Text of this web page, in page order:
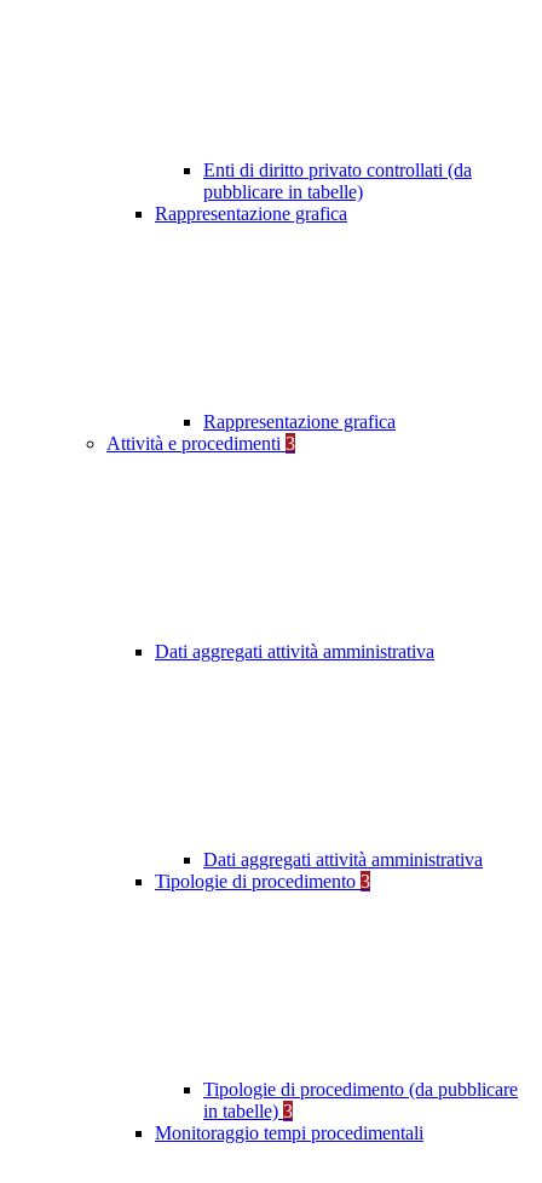
Enti di diritto privato controllati (da
pubblicare in tabelle)
Rappresentazione grafica
Rappresentazione grafica
Attività e procedimenti 3
Dati aggregati attività amministrativa
Dati aggregati attività amministrativa
Tipologie di procedimento 3
Tipologie di procedimento (da pubblicare
in tabelle) 3
Monitoraggio tempi procedimentali